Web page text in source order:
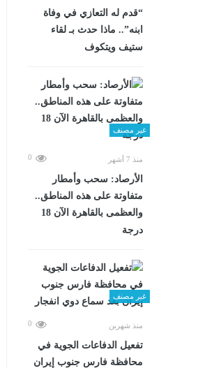
“قدم له التعازي في وفاة
ابنه”.. ماذا حدث بـ لقاء
ستيف ويتكوف
غير مصنف
منذ 7 أشهر 0
الأرصاد: سحب وأمطار
متفاوتة على هذه المناطق..
والعظمى بالقاهرة الآن 18
درجة
غير مصنف
منذ شهرين 0
تفعيل الدفاعات الجوية في
محافظة فارس جنوب إيران